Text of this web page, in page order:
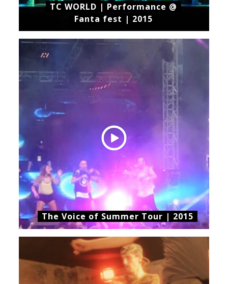
TC WORLD | Performance @
Fanta fest | 2015
The Voice of Summer Tour | 2015